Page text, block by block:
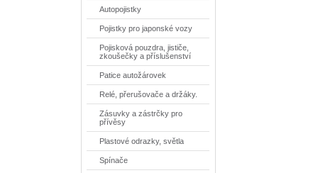
Autopojistky
Pojistky pro japonské vozy
Pojisková pouzdra, jističe,
zkoušečky a příslušenství
Patice autožárovek
Relé, přerušovače a držáky.
Zásuvky a zástrčky pro
přívěsy
Plastové odrazky, světla
Spínače